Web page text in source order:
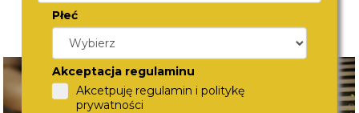
Płeć
Akceptacja regulaminu
Akcetpuję regulamin i politykę
prywatności